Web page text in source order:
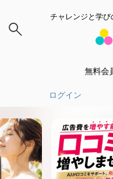
チャレンジと学び
無料会員登
ログイン